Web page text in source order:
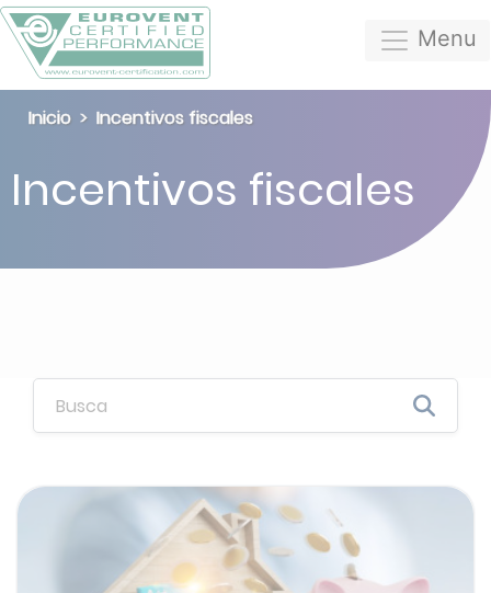
Menu
Inicio Incentivos fiscales
Incentivos fiscales